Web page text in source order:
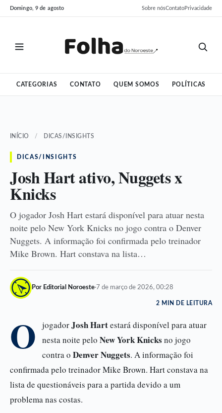
Pular
para
Pular
para
Domingo, 9 de agosto Sobre nósContatoPrivacidade
CATEGORIAS CONTATO QUEM SOMOS POLÍTICAS
INÍCIO / DICAS/INSIGHTS
DICAS/INSIGHTS
Josh Hart ativo, Nuggets x
Knicks
O jogador Josh Hart estará disponível para atuar nesta
noite pelo New York Knicks no jogo contra o Denver
Nuggets. A informação foi confirmada pelo treinador
Mike Brown. Hart constava na lista…
Por Editorial Noroeste·7 de março de 2026, 00:28
2 MIN DE LEITURA
O jogadorJosh Hartestará disponível para atuar
nesta noite pelo New York Knicks no jogo
contra o Denver Nuggets. A informação foi
confirmada pelo treinador Mike Brown. Hart constava na
lista de questionáveis para a partida devido a um
problema nas costas.